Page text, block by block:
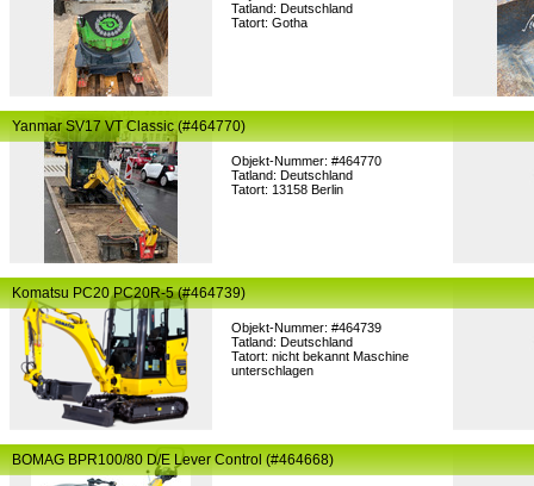
Tatland: Deutschland
Tatort: Gotha
Objekt-Nummer: #464770
Tatland: Deutschland
Tatort: 13158 Berlin
Yanmar SV17 VT Classic (#464770)
Objekt-Nummer: #464739
Tatland: Deutschland
Tatort: nicht bekannt Maschine
unterschlagen
Komatsu PC20 PC20R-5 (#464739)
BOMAG BPR100/80 D/E Lever Control (#464668)